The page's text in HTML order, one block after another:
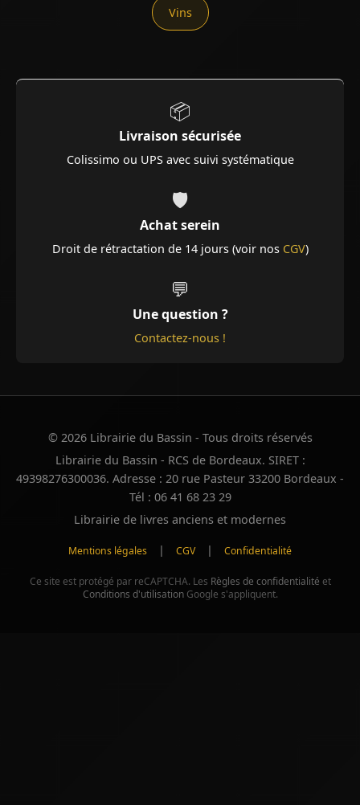
Vins
📦
Livraison sécurisée
Colissimo ou UPS avec suivi systématique
🛡️
Achat serein
Droit de rétractation de 14 jours (voir nos CGV)
💬
Une question ?
Contactez-nous !
© 2026 Librairie du Bassin - Tous droits réservés
Librairie du Bassin - RCS de Bordeaux. SIRET :
49398276300036. Adresse : 20 rue Pasteur 33200 Bordeaux -
Tél : 06 41 68 23 29
Librairie de livres anciens et modernes
Mentions légales | CGV | Confidentialité
Ce site est protégé par reCAPTCHA. Les Règles de confidentialité et
Conditions d'utilisationGoogle s'appliquent.